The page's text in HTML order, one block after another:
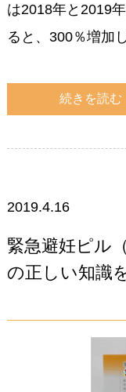
は2018年と2019
ると、300％増加
続きを読む
2019.4.16
緊急避妊ピル
の正しい知識